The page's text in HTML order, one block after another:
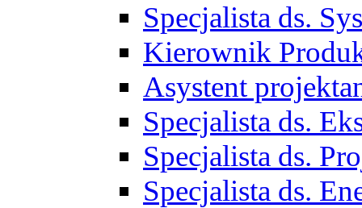
Specjalista ds.
Kierownik
Asystent
Specjalista ds.
Specjalista ds.
Specjalista ds.